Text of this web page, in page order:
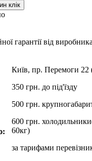
клік
гарантії від виробника
Київ, пр. Перемоги 22
350 грн. до під'їзду
500 грн.
600 грн.
60кг)
за тарифами